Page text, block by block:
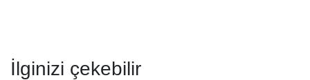
İlginizi çekebilir